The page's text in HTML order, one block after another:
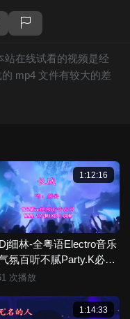
站在线试看的视频是经
mp4 文件有较大的差
音乐抖音流行童话镇
友，一起来分享！
音乐抖音流行童话镇
清晰度不够或无法播放
谢谢！
的信息，若您发现有相
投诉 ，一旦核实，平台
实合法拥有者，如有侵
1:12:16
细林-全粤语Electro音乐
氛百听不腻Party.K必备
串烧
次播放
1:14:33